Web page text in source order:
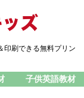
印刷できる無料プリン
子供英語教材